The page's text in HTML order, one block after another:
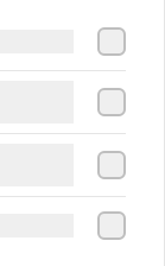
Hielo triturado